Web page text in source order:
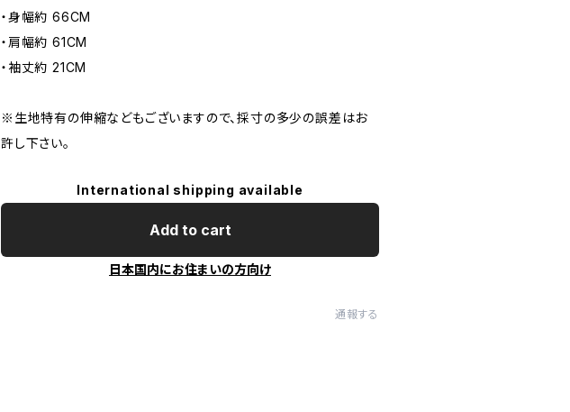
・身幅約 66CM
・肩幅約 61CM
・袖丈約 21CM
※生地特有の伸縮などもございますので、採寸の多少の誤差はお
許し下さい。
International shipping available
Add to cart
日本国内にお住まいの方向け
通報する